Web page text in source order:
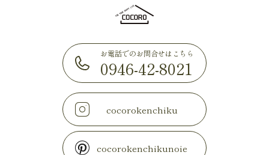
お電話でのお問合せはこちら
0946-42-8021
cocorokenchiku
cocorokenchikunoie